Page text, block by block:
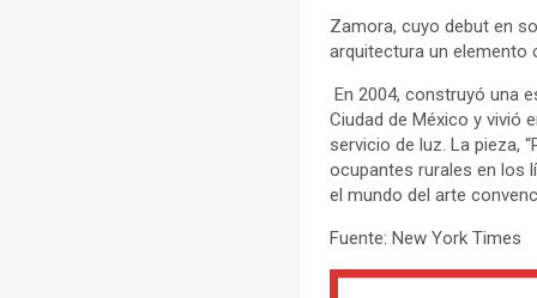
Zamora, cuyo debut en
arquitectura un elemento
En 2004, construyó una
Ciudad de México y vivió
servicio de luz. La pieza,
ocupantes rurales en los
el mundo del arte
Fuente: New York Times